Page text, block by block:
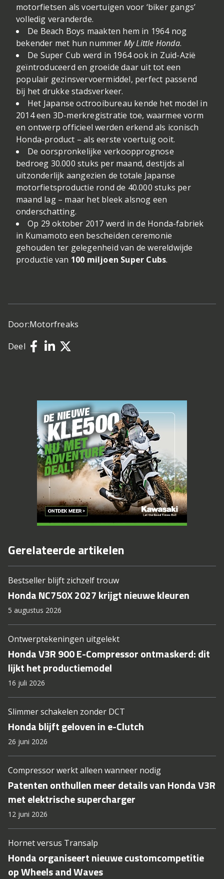
motorfietsen als voertuigen voor ‘biker gangs’
volledig veranderde.
De Beach Boys maakten hem in 1964 nog
bekender met hun nummer My Little Honda.
De Super Cub werd in 1964 ook in Zuid-Azië
geïntroduceerd en groeide daar uit tot een
populair gezinsvervoermiddel, perfect passend
bij het drukke stadsverkeer.
Het Japanse octrooibureau kende het model in
2014 een 3D-merkregistratie toe, waarmee vorm
en ontwerp officieel werden erkend als iconisch
Honda-product – als eerste voertuig ooit.
De oorspronkelijke verkoopprognose
bedroeg 30.000 stuks per maand, destijds al
uitzonderlijk aangezien de totale Japanse
motorfietsproductie rond de 40.000 stuks per
maand lag – maar het bleek alsnog een
onderschatting.
Op 29 oktober 2017 werd in de Honda-fabriek
in Kumamoto een bescheiden ceremonie
gehouden ter gelegenheid van de wereldwijde
productie van 100 miljoen Super Cubs.
Door:Motorfreaks
Deel
Gerelateerde artikelen
Bestseller blijft zichzelf trouw
Honda NC750X 2027 krijgt nieuwe kleuren
5 augustus 2026
Ontwerptekeningen uitgelekt
Honda V3R 900 E-Compressor ontmaskerd: dit
lijkt het productiemodel
16 juli 2026
Slimmer schakelen zonder DCT
Honda blijft geloven in e-Clutch
26 juni 2026
Compressor werkt alleen wanneer nodig
Patenten onthullen meer details van Honda V3R
met elektrische supercharger
12 juni 2026
Hornet versus Transalp
Honda organiseert nieuwe customcompetitie
op Wheels and Waves